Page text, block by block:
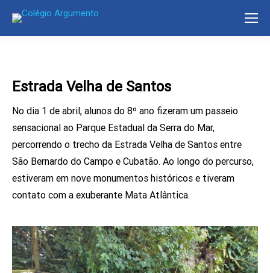
Estrada Velha de Santos
No dia 1 de abril, alunos do 8º ano fizeram um passeio
sensacional ao Parque Estadual da Serra do Mar,
percorrendo o trecho da Estrada Velha de Santos entre
São Bernardo do Campo e Cubatão. Ao longo do percurso,
estiveram em nove monumentos históricos e tiveram
contato com a exuberante Mata Atlântica.